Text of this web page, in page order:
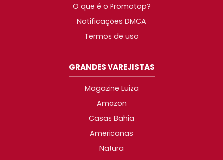
O que é o Promotop?
Notificações DMCA
Termos de uso
GRANDES VAREJISTAS
Magazine Luiza
Amazon
Casas Bahia
Americanas
Natura